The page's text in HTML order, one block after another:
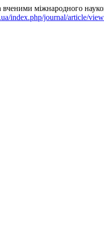
міжнародного
index.php/journal/article/